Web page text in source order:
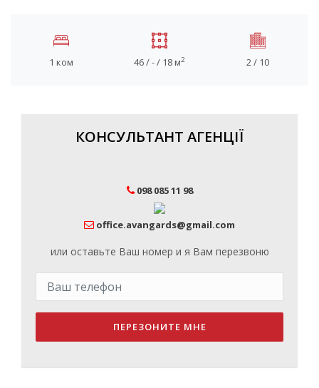
1 ком 46 / - / 18 м2 2 / 10
КОНСУЛЬТАНТ АГЕНЦІЇ
098 085 11 98
office.avangards@gmail.com
или оставьте Ваш номер и я Вам перезвоню
ПЕРЕЗОНИТЕ МНЕ